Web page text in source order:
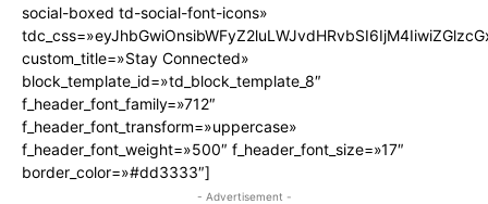
social-boxed td-social-font-icons»
custom_title=»Stay Connected»
block_template_id=»td_block_template_8″
f_header_font_family=»712″
f_header_font_transform=»uppercase»
f_header_font_weight=»500″ f_header_font_size=»17″
border_color=»#dd3333″]
- Advertisement -